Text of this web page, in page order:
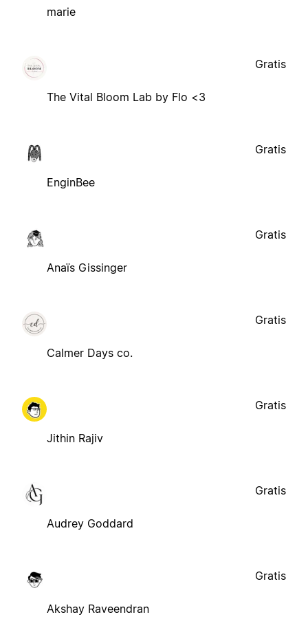
marie
The Vital Bloom Lab by Flo <3
Gratis
EnginBee
Gratis
Anaïs Gissinger
Gratis
Calmer Days co.
Gratis
Jithin Rajiv
Gratis
Audrey Goddard
Gratis
Akshay Raveendran
Gratis